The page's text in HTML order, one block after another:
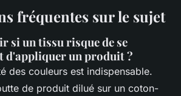
fréquentes sur le sujet
si un tissu risque de se
d'appliquer un produit ?
des couleurs est indispensable.
de produit dilué sur un coton-